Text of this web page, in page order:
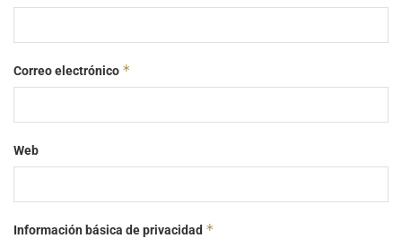
Correo electrónico *
Web
Información básica de privacidad *